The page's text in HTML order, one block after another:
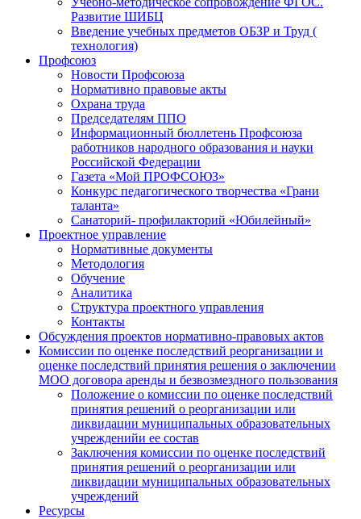
Развитие ШИБЦ
Введение учебных предметов ОБЗР и Труд (
технология)
Профсоюз
Новости Профсоюза
Нормативно правовые акты
Охрана труда
Председателям ППО
Информационный бюллетень Профсоюза
работников народного образования и науки
Российской Федерации
Газета «Мой ПРОФСОЮЗ»
Конкурс педагогического творчества «Грани
таланта»
Санаторий- профилакторий «Юбилейный»
Проектное управление
Нормативные документы
Методология
Обучение
Аналитика
Структура проектного управления
Контакты
Обсуждения проектов нормативно-правовых актов
Комиссии по оценке последствий реорганизации и
оценке последствий принятия решения о заключении
МОО договора аренды и безвозмездного пользования
Положение о комиссии по оценке последствий
принятия решений о реорганизации или
ликвидации муниципальных образовательных
учрежденийи ее состав
Заключения комиссии по оценке последствий
принятия решений о реорганизации или
ликвидации муниципальных образовательных
учреждений
Ресурсы